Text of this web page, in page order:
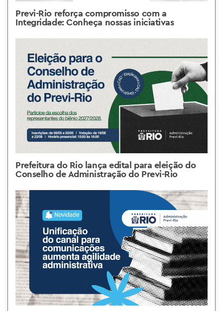
Previ-Rio reforça compromisso com a
Integridade: Conheça nossas iniciativas
Prefeitura do Rio lança edital para eleição do
Conselho de Administração do Previ-Rio